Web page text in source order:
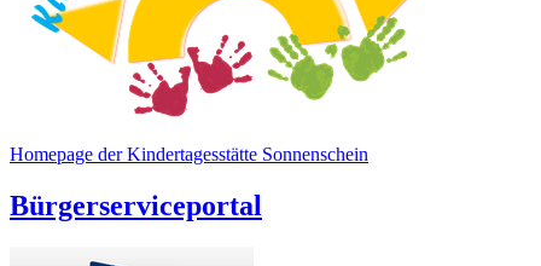
Homepage der Kindertagesstätte Sonnenschein
Bürgerserviceportal